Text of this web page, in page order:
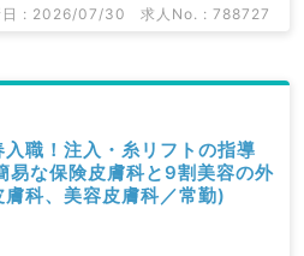
日 : 2026/07/30 求人No. : 788727
入職！注入・糸リフトの指導
な保険皮膚科と9割美容の外
科、美容皮膚科／常勤)